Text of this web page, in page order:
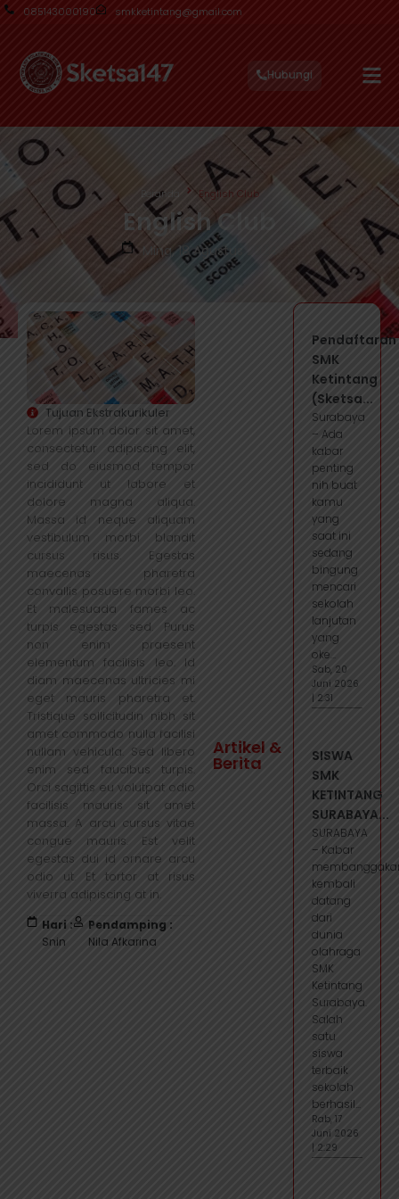
085143000190 smkketintang@gmail.com
Hubungi
Beranda English Club
English Club
Ming, 18 Agustus 2024
Tujuan Ekstrakurikuler
Lorem ipsum dolor sit amet,
consectetur adipiscing elit,
sed do eiusmod tempor
incididunt ut labore et
dolore magna aliqua.
Massa id neque aliquam
vestibulum morbi blandit
cursus risus. Egestas
maecenas pharetra
convallis posuere morbi leo.
Et malesuada fames ac
turpis egestas sed. Purus
non enim praesent
elementum facilisis leo. Id
diam maecenas ultricies mi
eget mauris pharetra et.
Tristique sollicitudin nibh sit
amet commodo nulla facilisi
nullam vehicula. Sed libero
enim sed faucibus turpis.
Orci sagittis eu volutpat odio
facilisis mauris sit amet
massa. A arcu cursus vitae
congue mauris. Est velit
egestas dui id ornare arcu
odio ut. Et tortor at risus
viverra adipiscing at in.
Hari :
Snin
Pendamping :
Nila Afkarina
Artikel &
Berita
Pendaftaran
SMK
Ketintang
(Sketsa...
Surabaya
– Ada
kabar
penting
nih buat
kamu
yang
saat ini
sedang
bingung
mencari
sekolah
lanjutan
yang
oke...
Sab, 20
Juni 2026
| 2:31
SISWA
SMK
KETINTANG
SURABAYA...
SURABAYA
– Kabar
kembali
datang
dari
dunia
olahraga
SMK
Ketintang
Surabaya.
Salah
satu
siswa
terbaik
sekolah
berhasil...
Rab, 17
Juni 2026
| 2:29